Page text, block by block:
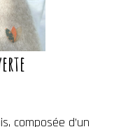
composée d’un